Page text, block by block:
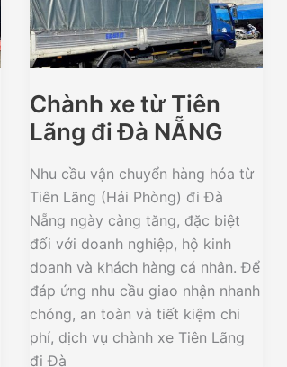
Chành xe từ Tiên
Lãng đi Đà NẴNG
Nhu cầu vận chuyển hàng hóa từ
Tiên Lãng (Hải Phòng) đi Đà
Nẵng ngày càng tăng, đặc biệt
đối với doanh nghiệp, hộ kinh
doanh và khách hàng cá nhân. Để
đáp ứng nhu cầu giao nhận nhanh
chóng, an toàn và tiết kiệm chi
phí, dịch vụ chành xe Tiên Lãng
đi Đà